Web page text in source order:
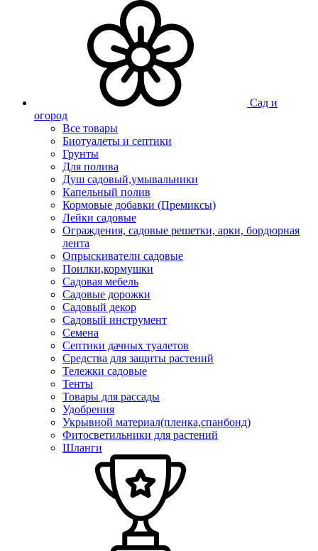
Сад и
огород
Все товары
Биотуалеты и септики
Грунты
Для полива
Душ садовый,умывальники
Капельный полив
Кормовые добавки (Премиксы)
Лейки садовые
Ограждения, садовые решетки, арки, бордюрная
лента
Опрыскиватели садовые
Поилки,кормушки
Садовая мебель
Садовые дорожки
Садовый декор
Садовый инструмент
Семена
Септики дачных туалетов
Средства для защиты растений
Тележки садовые
Тенты
Товары для рассады
Удобрения
Укрывной материал(пленка,спанбонд)
Фитосветильники для растений
Шланги